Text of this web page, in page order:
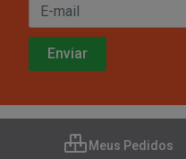
Meus Pedidos